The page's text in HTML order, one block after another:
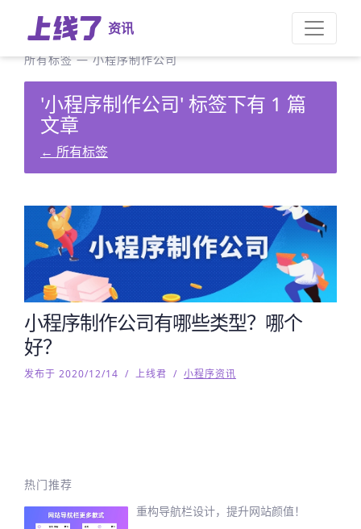
资讯
所有标签—小程序制作公司
'小程序制作公司' 标签下有 1 篇
文章
← 所有标签
小程序制作公司有哪些类型？哪个
好？
发布于 2020/12/14 / 上线君 / 小程序资讯
热门推荐
重构导航栏设计，提升网站颜值！